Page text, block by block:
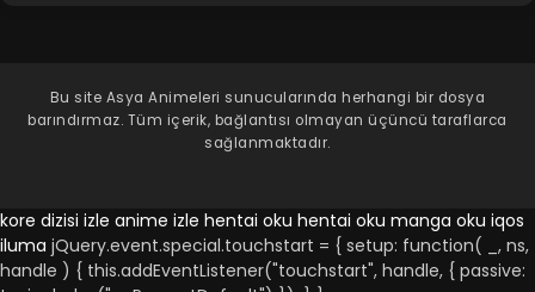
Bu site Asya Animeleri sunucularında herhangi bir dosya
barındırmaz. Tüm içerik, bağlantısı olmayan üçüncü taraflarca
sağlanmaktadır.
kore dizisi izle anime izle hentai oku hentai oku manga oku iqos
iluma jQuery.event.special.touchstart = { setup: function( _, ns,
handle ) { this.addEventListener("touchstart", handle, { passive: